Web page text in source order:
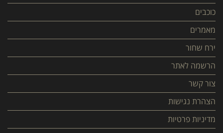
כוכבים
מאמרים
ירח שחור
הרשמה לאתר
צור קשר
הצהרת נגישות
מדיניות פרטיות